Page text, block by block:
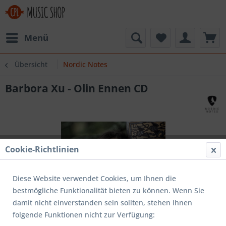
Menü
Übersicht Nordic Notes
Barbora Xu - Olin Ennen CD
Cookie-Richtlinien
Diese Website verwendet Cookies, um Ihnen die
bestmögliche Funktionalität bieten zu können. Wenn Sie
damit nicht einverstanden sein sollten, stehen Ihnen
folgende Funktionen nicht zur Verfügung: